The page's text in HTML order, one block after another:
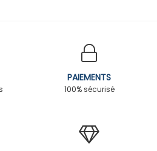
PAIEMENTS
100% sécurisé